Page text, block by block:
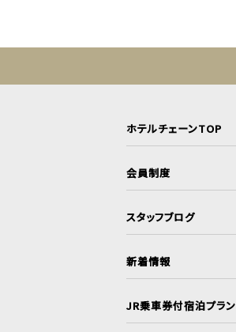
ホテルチェーンTOP
会員制度
スタッフブログ
新着情報
JR乗車券付宿泊プラン